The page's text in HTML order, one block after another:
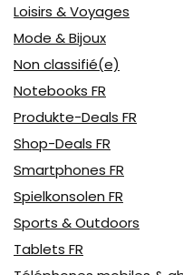
Loisirs & Voyages
Mode & Bijoux
Non classifié(e)
Notebooks FR
Produkte-Deals FR
Shop-Deals FR
Smartphones FR
Spielkonsolen FR
Sports & Outdoors
Tablets FR